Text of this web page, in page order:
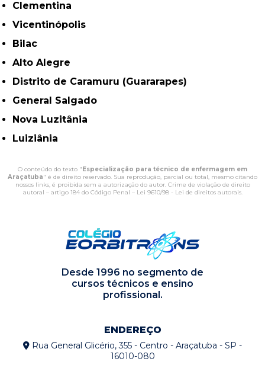
Clementina
Vicentinópolis
Bilac
Alto Alegre
Distrito de Caramuru (Guararapes)
General Salgado
Nova Luzitânia
Luiziânia
O conteúdo do texto "Especialização para técnico de enfermagem em
Araçatuba" é de direito reservado. Sua reprodução, parcial ou total, mesmo citando
nossos links, é proibida sem a autorização do autor. Crime de violação de direito
autoral – artigo 184 do Código Penal – Lei 9610/98 - Lei de direitos autorais.
Desde 1996 no segmento de
cursos técnicos e ensino
profissional.
ENDEREÇO
Rua General Glicério, 355 - Centro - Araçatuba - SP -
16010-080